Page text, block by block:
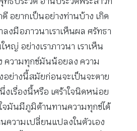
ดี อยากเป็นอย่างท่านบ้าง เกิด
งมือภาวนาเราเห็นผล ศรัทธา
ญ่ อย่างเราภาวนา เราเห็น
ความทุกข์มันน้อยลง ความ
อย่างนี้สมัยก่อนจะเป็นจะตาย
เรื่องนี้หรือ เศร้าใจนิดหน่อย
จมันมีภูมิต้านทานความทุกข์ได้
นความเปลี่ยนแปลงในตัวเอง